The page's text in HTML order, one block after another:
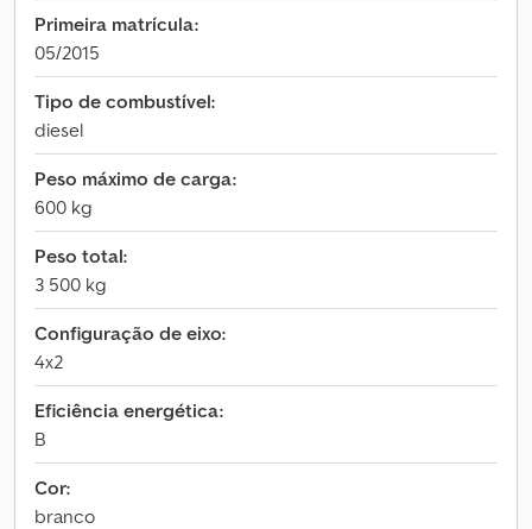
Primeira matrícula:
05/2015
Tipo de combustível:
diesel
Peso máximo de carga:
600 kg
Peso total:
3 500 kg
Configuração de eixo:
4x2
Eficiência energética:
B
Cor:
branco